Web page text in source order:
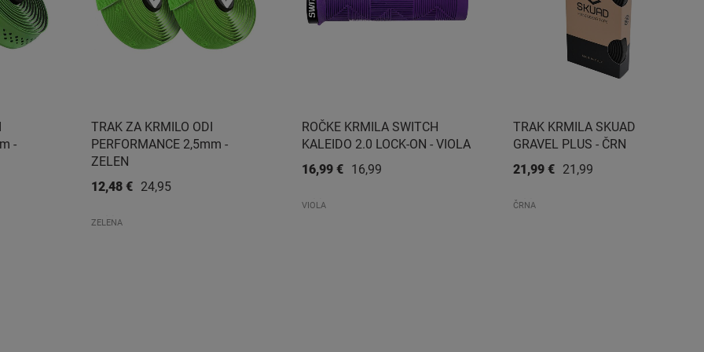
-
TRAK ZA KRMILO ODI
PERFORMANCE 2,5mm -
ZELEN
ZELENA
24,95 €
12,48 €
ROČKE KRMILA SWITCH
KALEIDO 2.0 LOCK-ON - VIOLA
VIOLA
16,99 €
16,99 €
TRAK KRMILA SKUAD
GRAVEL PLUS - ČRN
ČRNA
21,99 €
21,99 €